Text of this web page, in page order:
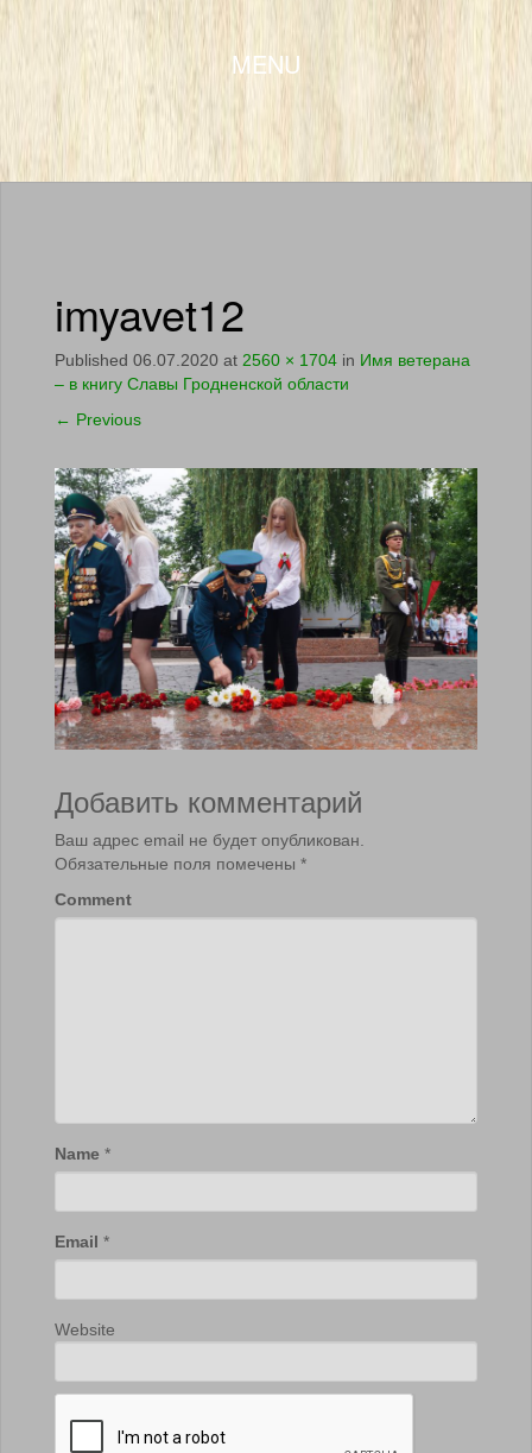
MENU
SKIP TO CONTENT
imyavet12
Published 06.07.2020 at 2560 × 1704 in Имя ветерана
– в книгу Славы Гродненской области
← Previous
Добавить комментарий
Ваш адрес email не будет опубликован.
Обязательные поля помечены *
Comment
Name *
Email *
Website